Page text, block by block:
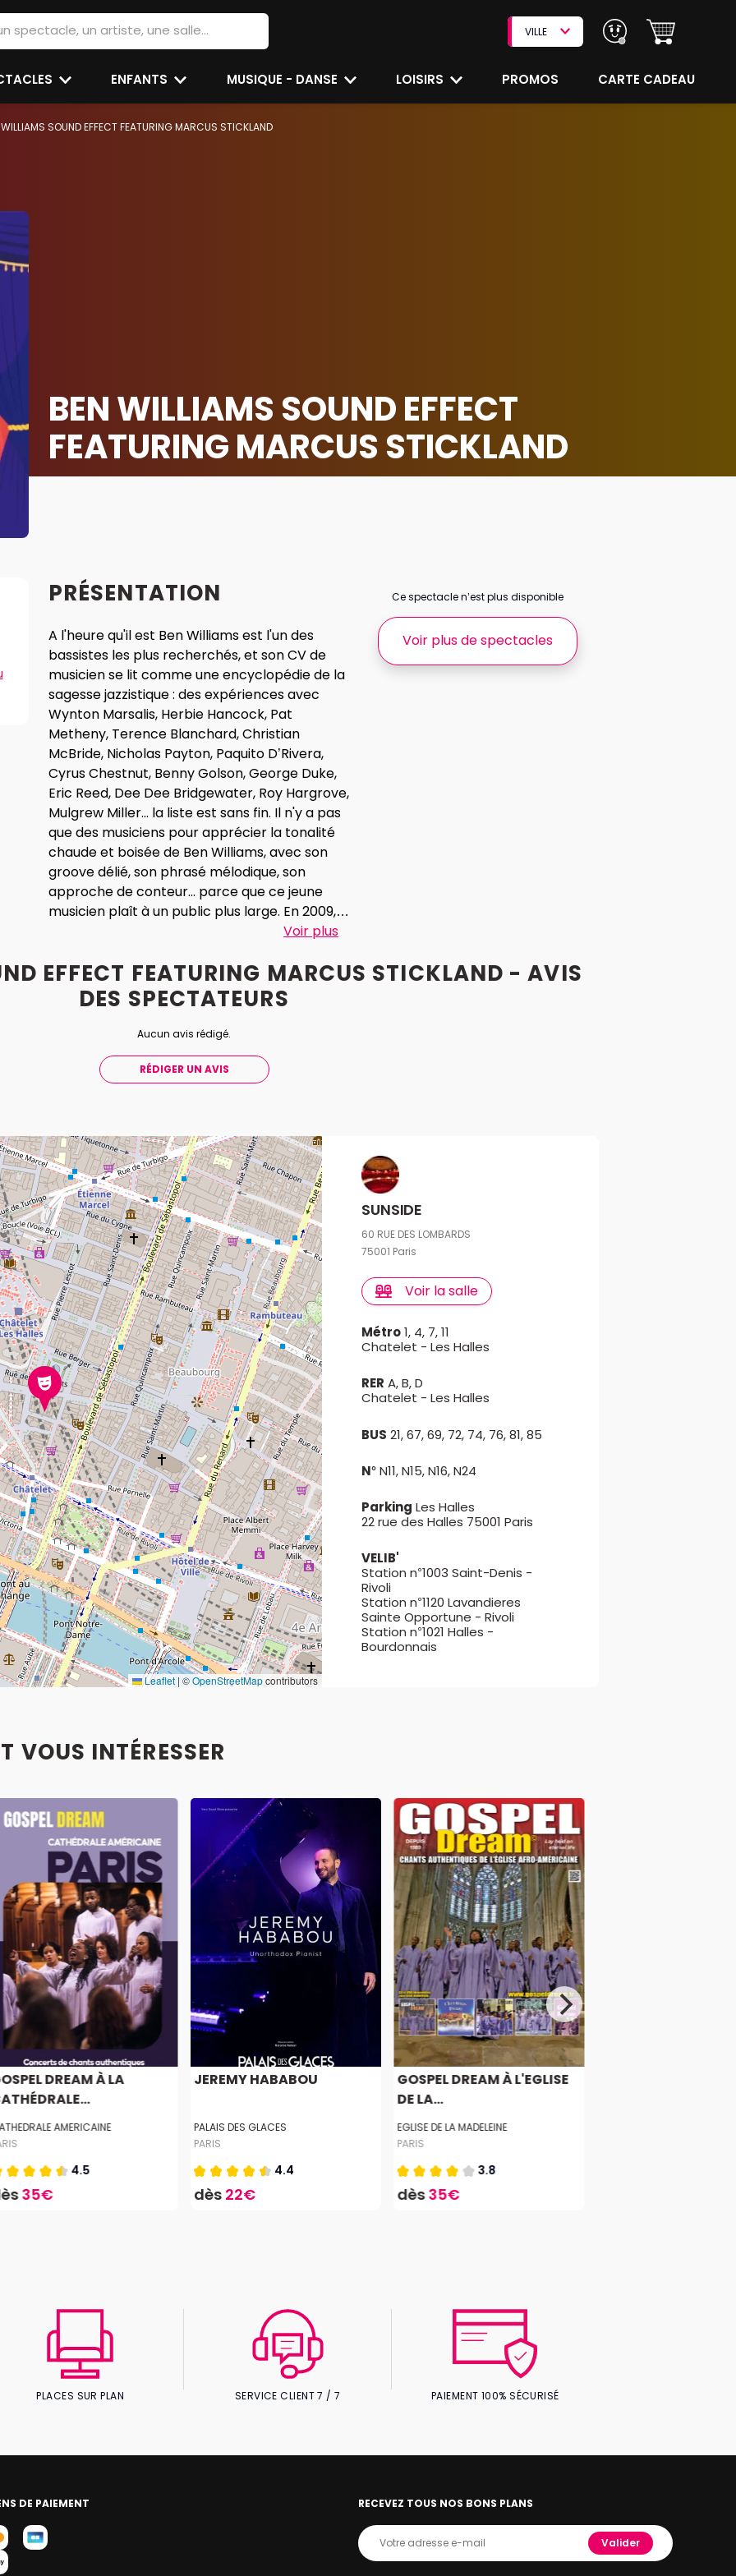
VILLE
ENFANTS MUSIQUE - DANSE LOISIRS PROMOS CARTE CADEAU
SOUND EFFECT FEATURING MARCUS STICKLAND
BEN WILLIAMS SOUND EFFECT
FEATURING MARCUS STICKLAND
PRÉSENTATION
A l'heure qu'il est Ben Williams est l'un des
bassistes les plus recherchés, et son CV de
musicien se lit comme une encyclopédie de la
sagesse jazzistique : des expériences avec
Wynton Marsalis, Herbie Hancock, Pat
Metheny, Terence Blanchard, Christian
McBride, Nicholas Payton, Paquito D’Rivera,
Cyrus Chestnut, Benny Golson, George Duke,
Eric Reed, Dee Dee Bridgewater, Roy Hargrove,
Mulgrew Miller... la liste est sans fin. Il n'y a pas
que des musiciens pour apprécier la tonalité
chaude et boisée de Ben Williams, avec son
groove délié, son phrasé mélodique, son
approche de conteur... parce que ce jeune
musicien plaît à un public plus large. En 2009,
Ben Williams – leader, éducateur musical,
instruments, électrique et acoustique –
remporte le premier prix du Concours
International de Jazz décerné par la Fondation
Thelonious Monk, une récompense
carrière prometteuse. Une nouvelle
génération de musiciens de jazz émerge et
Voir plus
Ce spectacle n’est plus disponible
Voir plus de spectacles
EFFECT FEATURING MARCUS STICKLAND - AVIS
DES SPECTATEURS
Aucun avis rédigé.
RÉDIGER UN AVIS
Leaflet | ©OpenStreetMapcontributors
SUNSIDE
60 RUE DES LOMBARDS
75001 Paris
Voir la salle
Métro1, 4, 7, 11
Chatelet - Les Halles
RER A, B, D
Chatelet - Les Halles
BUS 21, 67, 69, 72, 74, 76, 81, 85
N°N11, N15, N16, N24
Parking Les Halles
22 rue des Halles 75001 Paris
VELIB'
Station n°1003 Saint-Denis -
Rivoli
Station n°1120 Lavandieres
Sainte Opportune - Rivoli
Station n°1021 Halles -
Bourdonnais
VOUS INTÉRESSER
DREAM À LA
AMERICAINE
4.5
35€
JEREMY HABABOU
PALAIS DES GLACES
PARIS
4.4
dès 22€
GOSPEL DREAM À L'EGLISE
DE LA...
EGLISE DE LA MADELEINE
PARIS
3.8
dès35€
PLACES SUR PLAN SERVICE CLIENT 7 / 7 PAIEMENT 100% SÉCURISÉ
DE PAIEMENT RECEVEZ TOUS NOS BONS PLANS
Valider